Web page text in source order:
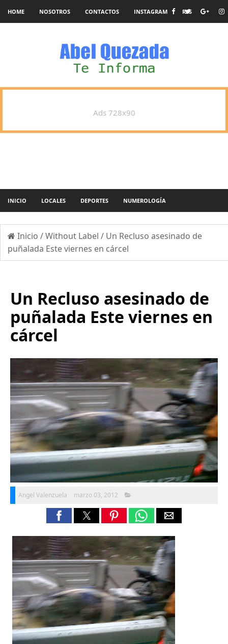
HOME NOSOTROS CONTACTOS INSTAGRAM RSS
Ads 728x90
INICIO LOCALES DEPORTES NUMEROLOGÍA
Inicio /Without Label / Un Recluso asesinado de
puñalada Este viernes en cárcel
Un Recluso asesinado de
puñalada Este viernes en
cárcel
Angel Valenzuela marzo 03, 2012